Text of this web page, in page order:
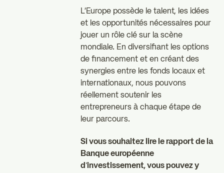
L'Europe possède le talent, les idées
et les opportunités nécessaires pour
jouer un rôle clé sur la scène
mondiale. En diversifiant les options
de financement et en créant des
synergies entre les fonds locaux et
internationaux, nous pouvons
réellement soutenir les
entrepreneurs à chaque étape de
leur parcours.
Si vous souhaitez lire le rapport de la
Banque européenne
d'investissement, vous pouvez y